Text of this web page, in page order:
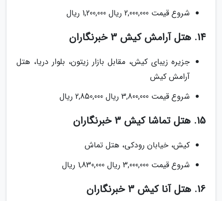
شروع قیمت 2,000,000 ریال 1,200,000 ریال
14. هتل آرامش کیش 3 خبرنگاران
جزیره زیبای کیش، مقابل بازار زیتون، بلوار دریا، هتل
آرامش کیش
شروع قیمت 3,800,000 ریال 2,850,000 ریال
15. هتل تماشا کیش 3 خبرنگاران
کیش، خیابان رودکی، هتل تماش
شروع قیمت 3,000,000 ریال 1,830,000 ریال
16. هتل آنا کیش 3 خبرنگاران